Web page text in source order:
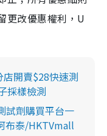
更改優惠權利，U
店開賣$28快速測
採樣檢測
試劑購買平台一
布泰/HKTVmall